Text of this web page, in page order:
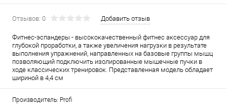
Отзывов: 0 Добавить отзыв
Фитнес-эспандеры - высококачественный фитнес аксессуар для
глубокой проработки, а также увеличения нагрузки в результате
выполнения упражнений, направленных на базовые группы мышц
позволяющий подключить изолированные мышечные пучки в
ходе классических тренировок. Представленная модель обладает
шириной в 4,4 см
Производитель: Profi